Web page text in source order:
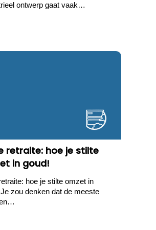
ontwerp gaat vaak…
retraite: hoe je stilte
in goud!
hoe je stilte omzet in
zou denken dat de meeste